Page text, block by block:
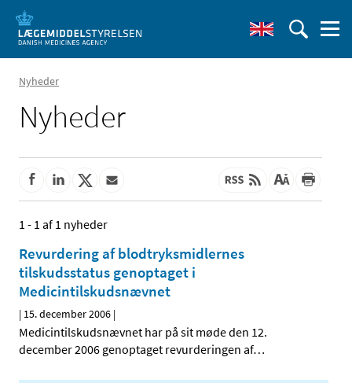
Nyheder
Nyheder
1 - 1 af 1 nyheder
Revurdering af blodtryksmidlernes
tilskudsstatus genoptaget i
Medicintilskudsnævnet
| 15. december 2006 |
Medicintilskudsnævnet har på sit møde den 12.
december 2006 genoptaget revurderingen af…